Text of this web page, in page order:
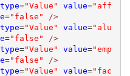
="Value" value="aff
="false"
/>
="Value" value="alu
="false"
/>
="Value" value="emp
="false"
/>
="Value" value="fac